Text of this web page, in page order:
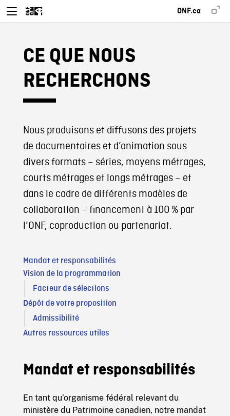
ONF.ca
CE QUE NOUS
RECHERCHONS
Nous produisons et diffusons des projets
de documentaires et d’animation sous
divers formats – séries, moyens métrages,
courts métrages et longs métrages – et
dans le cadre de différents modèles de
collaboration – financement à 100 % par
l’ONF, coproduction ou partenariat.
Mandat et responsabilités
Vision de la programmation
Facteur de sélections
Dépôt de votre proposition
Admissibilité
Autres ressources utiles
Mandat et responsabilités
En tant qu’organisme fédéral relevant du
ministère du Patrimoine canadien, notre mandat